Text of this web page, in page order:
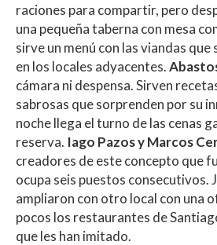
raciones para compartir, pero
una pequeña taberna con mesa
sirve un menú con las viandas
en los locales adyacentes.
cámara ni despensa. Sirven
sabrosas que sorprenden por su
noche llega el turno de las cenas
reserva. Iago Pazos y Marcos
creadores de este concepto que
ocupa seis puestos consecutivos.
ampliaron con otro local con una
pocos los restaurantes de
que les han imitado.